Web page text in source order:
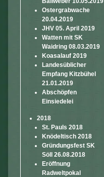
Ostergrabwache
20.04.2019
JHV 05. April 2019
Watten mit SK
Waidring 08.03.2019
Koasalauf 2019
Landesüblicher
Empfang Kitzbühel
21.01.2019
Abschöpfen
Einsiedelei
2018
St. Pauls 2018
Knödeltisch 2018
Gründungsfest SK
Söll 26.08.2018
Eröffnung
Radweltpokal